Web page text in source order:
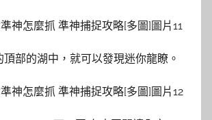
頂部的湖中，就可以發現迷你龍瞭。